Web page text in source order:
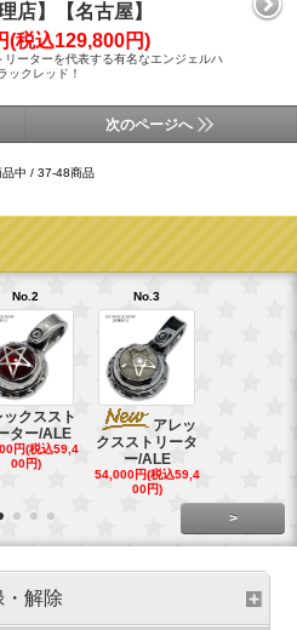
店】【名古屋】
(税込129,800円)
リーターを代表する有名なエンジェルハ
ックレッド！
次のページへ
中 / 37-48商品
No.2
ックススト
ター/ALE
円(税込59,4
00円)
No.3
アレッ
クスストリータ
ー/ALE
54,000円(税込59,4
00円)
>
・解除